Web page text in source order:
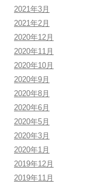
2021年3月
2021年2月
2020年12月
2020年11月
2020年10月
2020年9月
2020年8月
2020年6月
2020年5月
2020年3月
2020年1月
2019年12月
2019年11月